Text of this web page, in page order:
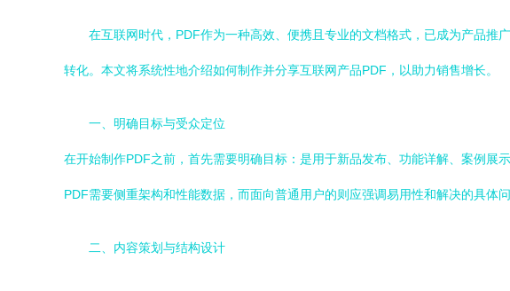
在互联网时代，PDF作为一种高效、便携且专业的文档格式，已成为产品
转化。本文将系统性地介绍如何制作并分享互联网产品PDF，以助力销售增长。
一、明确目标与受众定位
在开始制作PDF之前，首先需要明确目标：是用于新品发布、功能详解、案例
PDF需要侧重架构和性能数据，而面向普通用户的则应强调易用性和解决的具体问
二、内容策划与结构设计